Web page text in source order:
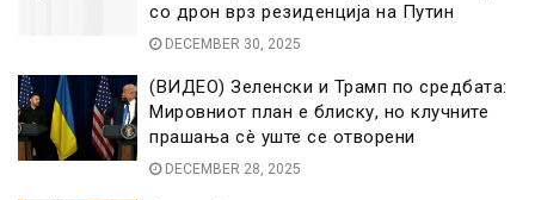
со дрон врз резиденција на Путин
DECEMBER 30, 2025
(ВИДЕО) Зеленски и Трамп по средбата:
Мировниот план е блиску, но клучните
прашања сè уште се отворени
DECEMBER 28, 2025